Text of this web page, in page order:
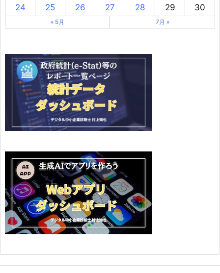
24
25 26 27 28 29 30
« 5月 7月 »